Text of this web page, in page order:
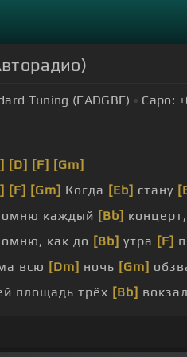
Tuning (EADGBE) Capo:
[D] [F] [Gm]
[F] [Gm] Когда [Eb] стану
каждый [Bb] концерт,
как до [Bb] утра [F]
всю [Dm] ночь [Gm]
площадь трёх [Bb]